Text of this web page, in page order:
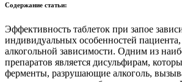
Содержание статьи:
Эффективность таблеток при запое
индивидуальных особенностей пациента,
алкогольной зависимости. Одним из
препаратов является дисульфирам,
ферменты, разрушающие алкоголь,